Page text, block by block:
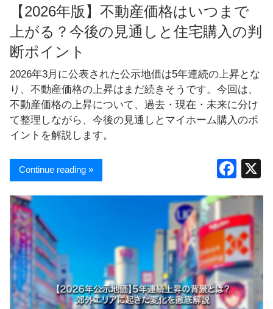
【2026年版】不動産価格はいつまで
上がる？今後の見通しと住宅購入の判
断ポイント
2026年3月に公表された公示地価は5年連続の上昇とな
り、不動産価格の上昇はまだ続きそうです。今回は、
不動産価格の上昇について、過去・現在・未来に分け
て整理しながら、今後の見通しとマイホーム購入のポ
イントを解説します。
F
c
e
b
o
o
Continue reading »